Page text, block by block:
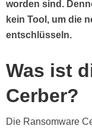
worden sind.
kein Tool, um die
entschlüsseln.
Was ist
Cerber?
Die Ransomware